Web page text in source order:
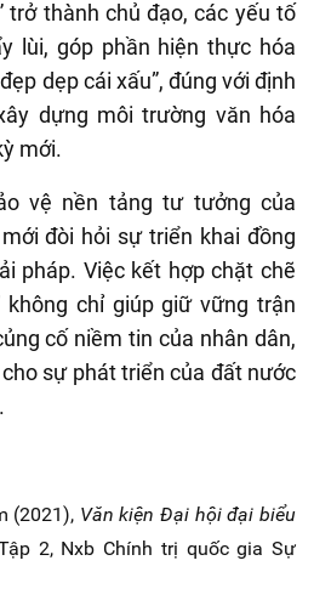
trở thành chủ đạo, các yếu tố
lùi, góp phần hiện thực hóa
dẹp cái xấu”, đúng với định
dựng môi trường văn hóa
mới.
vệ nền tảng tư tưởng của
đòi hỏi sự triển khai đồng
pháp. Việc kết hợp chặt chẽ
không chỉ giúp giữ vững trận
cố niềm tin của nhân dân,
sự phát triển của đất nước
(2021), Văn kiện Đại hội đại biểu
2, Nxb Chính trị quốc gia Sự